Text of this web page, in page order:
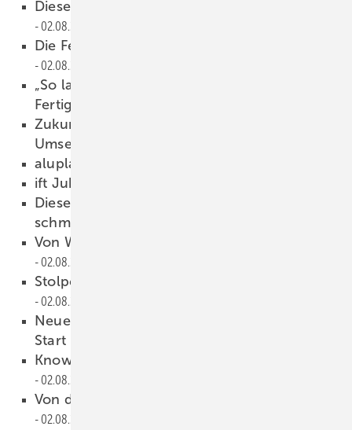
Dieser Knoten kommt aus de m Drucker
02.08.2023
Die Fenstermärkte stecken voller Potenzial
02.08.2023
„So lassen sich schnell Abweichungen vom
Fertigungsablauf erkennen“
Zukunftsgerichtete Investitionen in der
Umsetzung
aluplast goes neo
ift Jubiläumskongress am Start
Dieser Alu-Dreh-Beschlag öffnet auch ganz
schm ale Fenster
Von Wilnsdorf in die weite Welt
02.08.2023
Stolperfallen passen nicht zu Hotelc harakter
02.08.2023
Neues Premium-Fenstersystem Artevo am
Start
Know-how zur Fensterwartung in einer App
02.08.2023
Von der Planung bis zur Instandhaltung
02.08.2023